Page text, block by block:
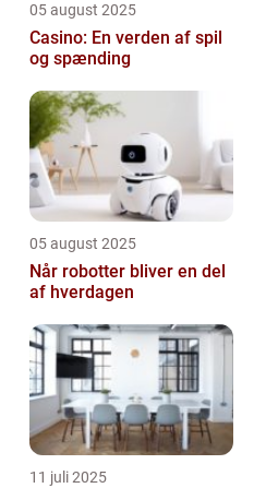
05 august 2025
Casino: En verden af spil
og spænding
05 august 2025
Når robotter bliver en del
af hverdagen
11 juli 2025